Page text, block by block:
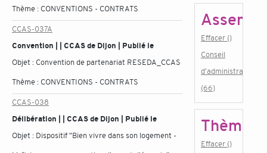
Thème : CONVENTIONS - CONTRATS
CCAS-037A
Convention | | CCAS de Dijon | Publié le
Objet : Convention de partenariat RESEDA_CCAS
Thème : CONVENTIONS - CONTRATS
CCAS-038
Délibération | | CCAS de Dijon | Publié le
Objet : Dispositif "Bien vivre dans son logement -
Effacer ()
Conseil
d'administration
(66)
Thème
Effacer ()